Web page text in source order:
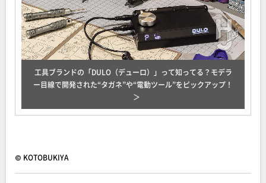
工具ブランドの「DULO（デューロ）」って知ってる？モデラ
ー目線で開発された“タガネ”や“電動ツール”をピックアップ！
© KOTOBUKIYA